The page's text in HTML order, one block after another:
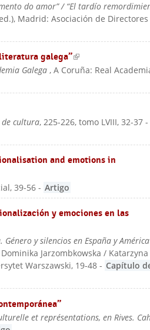
do amor” / “El tardío
, Madrid: Asociación de Directores
galega”(link is external)
Galega, A Coruña: Real
de cultura, 225-226, tomo LVIII, 32-37 -
and emotions in
39-56 - Artigo
y emociones en las
y silencios en España y América
Jarzombkowska / Katarzyna
Warszawski, 19-48 - Capítulo
et représentations, en Rives.